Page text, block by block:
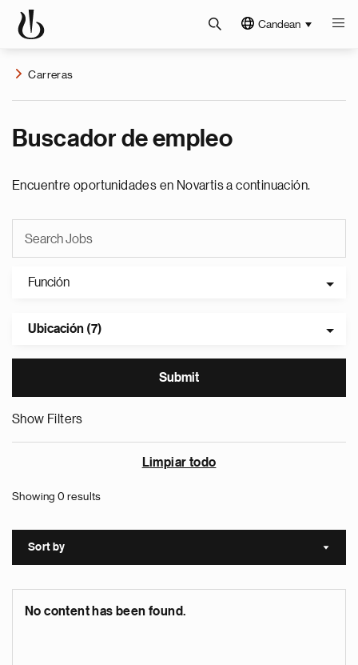
Candean
Carreras
Buscador de empleo
Encuentre oportunidades en Novartis a continuación.
Función
Ubicación (7)
Show Filters
Limpiar todo
Showing 0 results
Sort by Sort
No content has been found.